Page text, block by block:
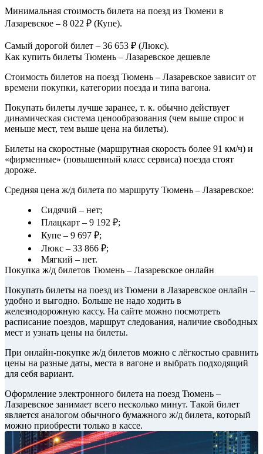
Минимальная стоимость билета на поезд из Тюмени в
Лазаревское – 8 022 ₽ (Купе).
Самый дорогой билет – 36 653 ₽ (Люкс).
Как купить билеты Тюмень – Лазаревское дешевле
Стоимость билетов на поезд Тюмень – Лазаревское зависит от
времени покупки, категории поезда и типа вагона.
Покупать билеты лучше заранее, т. к. обычно действует
динамическая система ценообразования (чем выше спрос и
меньше мест, тем выше цена на билеты).
Билеты на скоростные (маршрутная скорость более 91 км/ч) и
«фирменные» (повышенный класс сервиса) поезда стоят
дороже.
Средняя цена ж/д билета по маршруту Тюмень – Лазаревское:
Сидячий – нет;
Плацкарт – 9 192 ₽;
Купе – 9 697 ₽;
Люкс – 33 866 ₽;
Мягкий – нет.
Покупка ж/д билетов Тюмень – Лазаревское онлайн
Покупать билеты на поезд из Тюмени в Лазаревское онлайн –
удобно и выгодно. Больше не надо ходить в
железнодорожную кассу. На сайте можно посмотреть
расписание поездов, маршрут следования, наличие свободных
мест и узнать цены на билеты.
При онлайн-покупке ж/д билетов можно с лёгкостью сравнить
цены на разные даты, места в вагоне и выбрать подходящий
для себя вариант.
Оформление электронного билета на поезд Тюмень –
Лазаревское занимает всего несколько минут. Такой билет
является аналогом обычного бумажного ж/д билета, который
можно приобрести только в кассе.